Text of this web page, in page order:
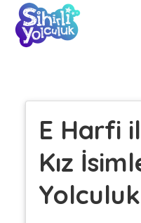
E Harfi
Kız
Yolculuk